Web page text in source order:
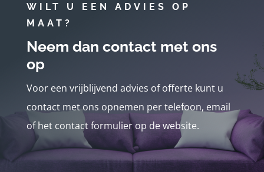
WILT U EEN ADVIES OP
MAAT?
Neem dan contact met ons
op
Voor een vrijblijvend advies of offerte kunt u
contact met ons opnemen per telefoon, email
of het contact formulier op de website.